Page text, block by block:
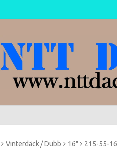
Vinterdäck / Dubb 16" 215-55-16